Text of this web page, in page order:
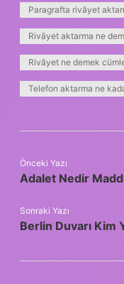
Paragrafta rivâyet
Rivâyet aktarma ne
Rivâyet ne demek
Telefon aktarma ne
Önceki Yazı
Adalet Nedir
Sonraki Yazı
Berlin Duvarı Kim